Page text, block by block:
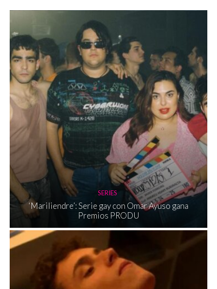
SERIES
‘Mariliendre’: Serie gay con Omar Ayuso gana
Premios PRODU